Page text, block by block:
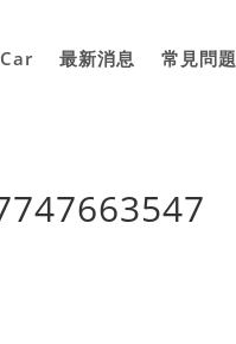
最新消息 常見問題